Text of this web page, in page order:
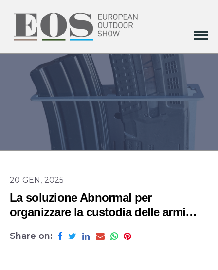
20 GEN, 2025
La soluzione Abnormal per
organizzare la custodia delle armi…
Share on: